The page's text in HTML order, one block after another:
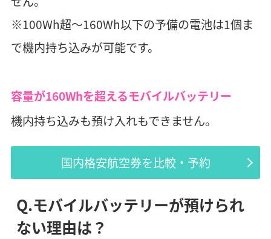
※100Wh超～160Wh以下の予備の電池は1個ま
で機内持ち込みが可能です。
容量が160Whを超えるモバイルバッテリー
機内持ち込みも預け入れもできません。
国内格安航空券を比較・予約
Q.モバイルバッテリーが預けられ
ない理由は？